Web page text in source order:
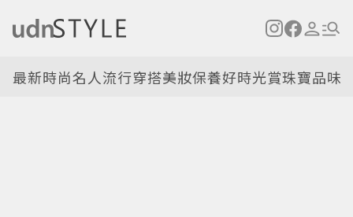
最新時尚名人流行穿搭美妝保養好時光賞珠寶品味